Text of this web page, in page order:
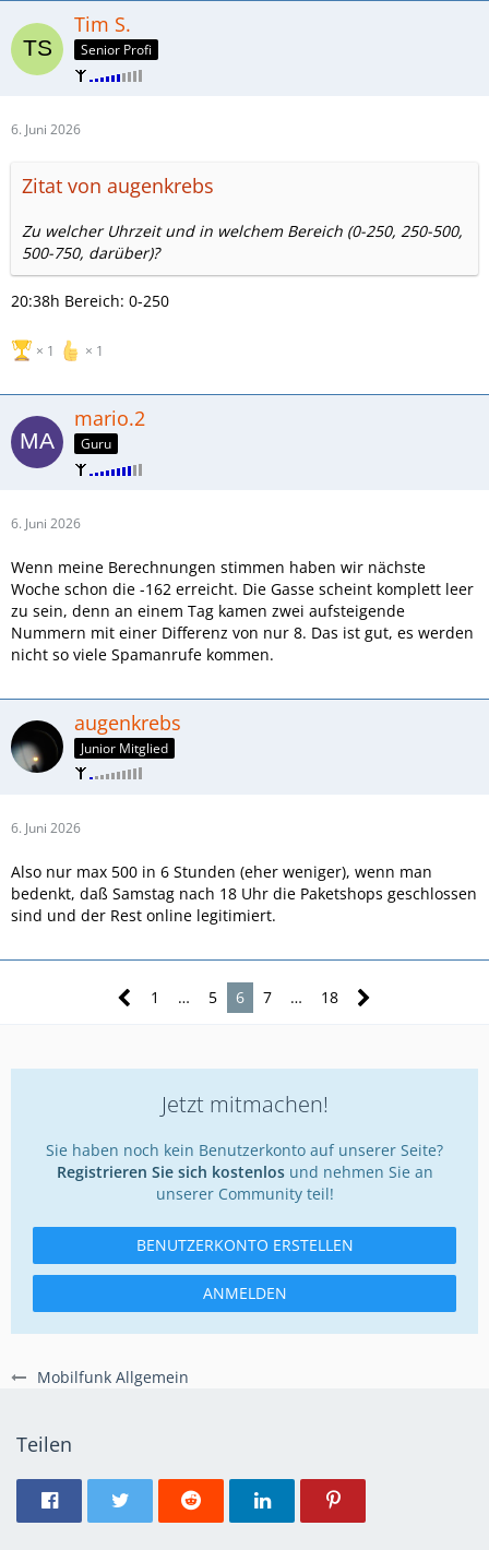
Mobilfunk Allgemein
Tim S.
Senior Profi
6. Juni 2026
Zitat von augenkrebs
Zu welcher Uhrzeit und in welchem Bereich (0-250, 250-500,
500-750, darüber)?
20:38h Bereich: 0-250
1 1
mario.2
Guru
6. Juni 2026
Wenn meine Berechnungen stimmen haben wir nächste
Woche schon die -162 erreicht. Die Gasse scheint komplett leer
zu sein, denn an einem Tag kamen zwei aufsteigende
Nummern mit einer Differenz von nur 8. Das ist gut, es werden
nicht so viele Spamanrufe kommen.
augenkrebs
Junior Mitglied
6. Juni 2026
Also nur max 500 in 6 Stunden (eher weniger), wenn man
bedenkt, daß Samstag nach 18 Uhr die Paketshops geschlossen
sind und der Rest online legitimiert.
1 … 5 6 7 … 18
Jetzt mitmachen!
Sie haben noch kein Benutzerkonto auf unserer Seite?
Registrieren Sie sich kostenlosund nehmen Sie an
unserer Community teil!
BENUTZERKONTO ERSTELLEN
ANMELDEN
Teilen